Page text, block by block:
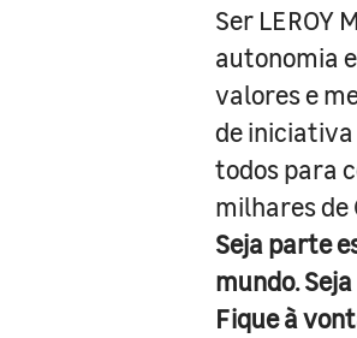
Ser LEROY
autonomia
valores e
de
todos para
milhares de
Seja parte
mundo.
Fique à